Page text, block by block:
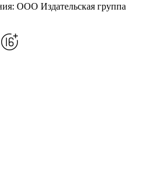
ООО Издательская группа